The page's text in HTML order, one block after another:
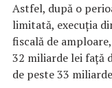
Astfel, după o
limitată, execuția
fiscală de
32 miliarde lei față
de peste 33